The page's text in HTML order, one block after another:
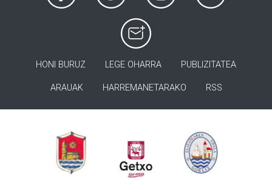
HONI BURUZ LEGE OHARRA PUBLIZITATEA
ARAUAK HARREMANETARAKO RSS